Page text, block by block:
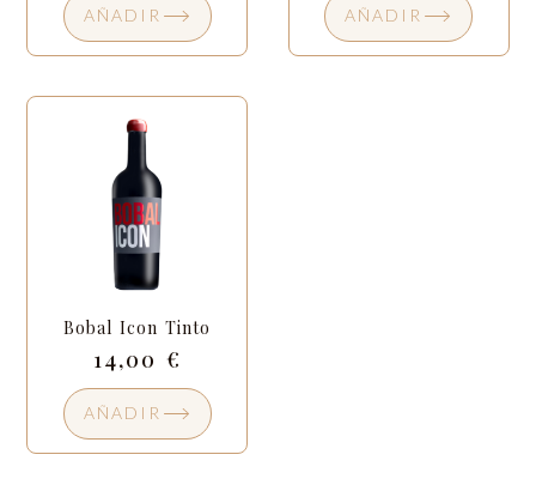
AÑADIR AÑADIR
Bobal Icon Tinto
14,00 €
AÑADIR